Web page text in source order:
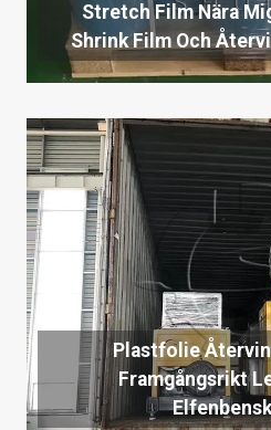
Stretch Film Nära
Shrink Film Och
Plastfolie
Framgångsrikt